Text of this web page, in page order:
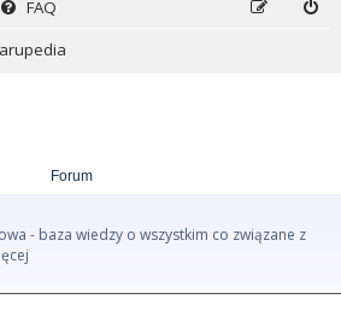
FAQ
Forum
- baza wiedzy o wszystkim co związane z